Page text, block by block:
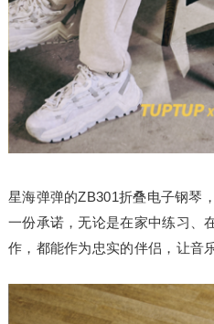
星海弹弹的ZB301折叠电子钢琴
一份承诺，无论是在家中练习
、
作，都能作为忠实的伴侣，让音